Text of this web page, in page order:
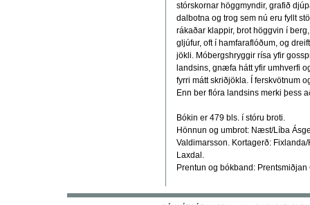
stórskornar höggmyndir, grafið
dalbotna og trog sem nú eru fyllt
rákaðar klappir, brot höggvin í
gljúfur, oft í hamfaraflóðum, og
jökli. Móbergshryggir rísa yfir
landsins, gnæfa hátt yfir umhverfi
fyrri mátt skriðjökla. Í ferskvötnum
Enn ber flóra landsins merki þess
Bókin er 479 bls. í stóru broti.
Hönnun og umbrot: Næst/Líba
Valdimarsson. Kortagerð:
Laxdal.
Prentun og bókband: Prentsmiðjan